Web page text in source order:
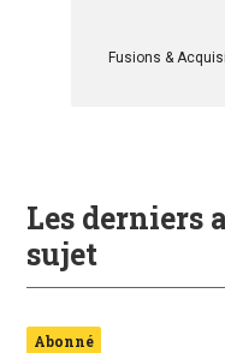
Fusions &
Les derniers
sujet
Abonné